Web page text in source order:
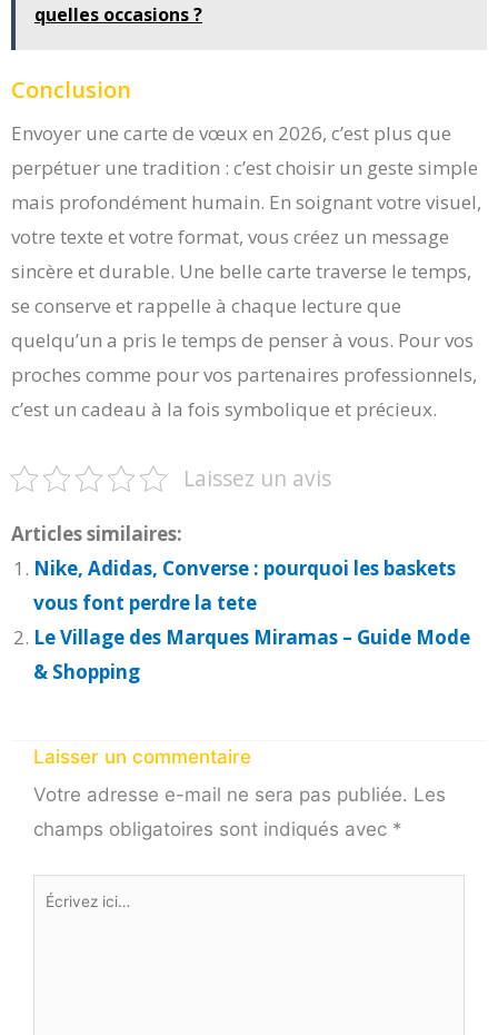
quelles occasions ?
Conclusion
Envoyer une carte de vœux en 2026, c’est plus que
perpétuer une tradition : c’est choisir un geste simple
mais profondément humain. En soignant votre visuel,
votre texte et votre format, vous créez un message
sincère et durable. Une belle carte traverse le temps,
se conserve et rappelle à chaque lecture que
quelqu’un a pris le temps de penser à vous. Pour vos
proches comme pour vos partenaires professionnels,
c’est un cadeau à la fois symbolique et précieux.
Laissez un avis
Articles similaires:
Nike, Adidas, Converse : pourquoi les baskets
vous font perdre la tete
Le Village des Marques Miramas – Guide Mode
& Shopping
Laisser un commentaire
Votre adresse e-mail ne sera pas publiée. Les
champs obligatoires sont indiqués avec *
Écrivez